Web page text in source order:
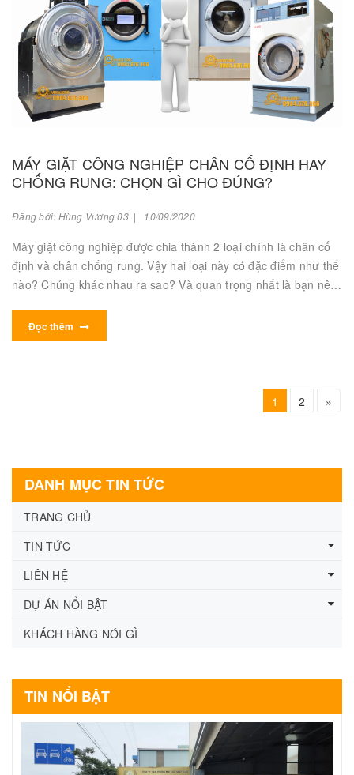
MÁY GIẶT CÔNG NGHIỆP CHÂN CỐ ĐỊNH HAY
CHỐNG RUNG: CHỌN GÌ CHO ĐÚNG?
Đăng bởi: Hùng Vương 03 | 10/09/2020
Máy giặt công nghiệp được chia thành 2 loại chính là chân cố
định và chân chống rung. Vậy hai loại này có đặc điểm như thế
nào? Chúng khác nhau ra sao? Và quan trọng nhất là bạn nên
Vương sẽ bật mí điều đó cho bạn ngay trong bài viết này.
Đọc thêm
1 2 »
DANH MỤC TIN TỨC
TRANG CHỦ
TIN TỨC
LIÊN HỆ
DỰ ÁN NỔI BẬT
KHÁCH HÀNG NÓI GÌ
TIN NỔI BẬT